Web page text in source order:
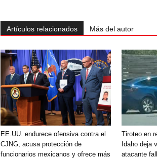
Artículos relacionados Más del autor
EE.UU. endurece ofensiva contra el
CJNG; acusa protección de
funcionarios mexicanos y ofrece más
Tiroteo en
Idaho deja
atacante